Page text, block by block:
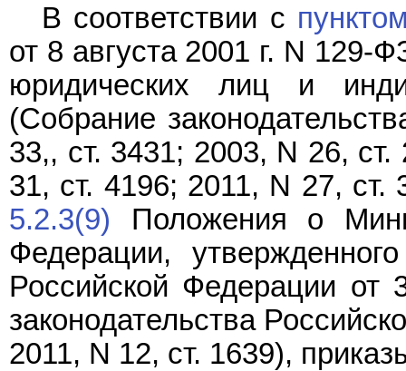
В соответствии с
от 8 августа 2001 г. N 129-
юридических лиц и
(Собрание
33,, ст. 3431; 2003, N 26,
31, ст. 4196; 2011, N 27,
5.2.3(9) Положения о
Федерации,
Российской Федерации
законодательства
2011, N 12, ст. 1639),